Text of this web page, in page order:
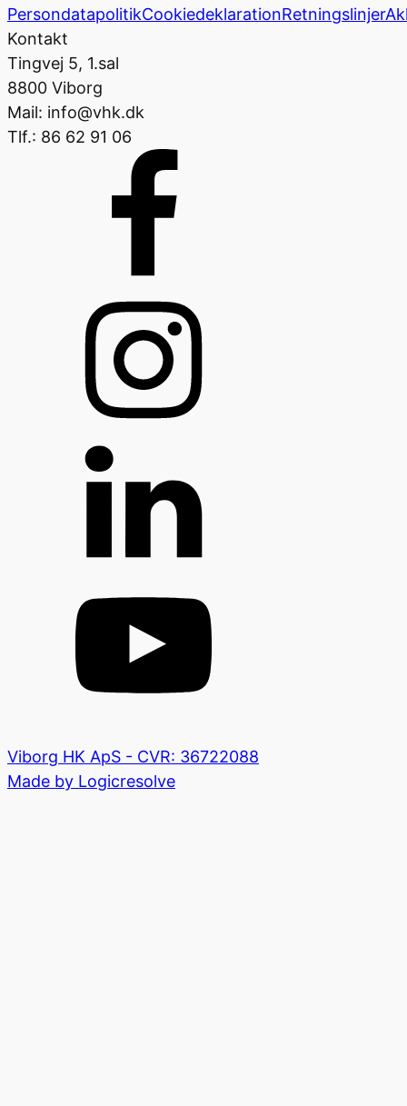
PersondatapolitikCookiedeklarationRetningslinjer
Kontakt
Tingvej 5, 1.sal
8800 Viborg
Mail: info@vhk.dk
Tlf.: 86 62 91 06
Viborg HK ApS - CVR: 36722088
Made by Logicresolve